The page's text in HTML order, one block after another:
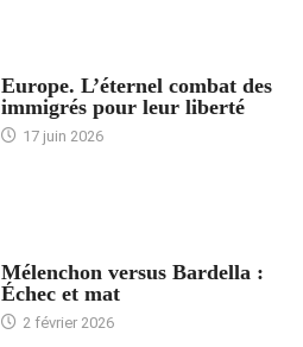
Europe. L’éternel combat des
immigrés pour leur liberté
17 juin 2026
Mélenchon versus Bardella :
Échec et mat
2 février 2026